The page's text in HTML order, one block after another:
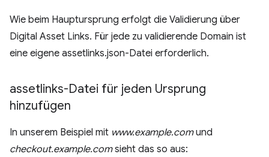
Wie beim Hauptursprung erfolgt die Validierung über
Digital Asset Links. Für jede zu validierende Domain ist
eine eigene assetlinks.json-Datei erforderlich.
assetlinks-Datei für jeden Ursprung
hinzufügen
In unserem Beispiel mit www.example.comund
checkout.example.comsieht das so aus: